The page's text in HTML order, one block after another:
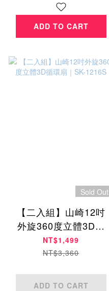
ADD TO CART
Sold Out
【二入組】山崎12吋
外旋360度立體3D循
環扇｜SK-1216S
NT$1,499
NT$3,360
ADD TO CART